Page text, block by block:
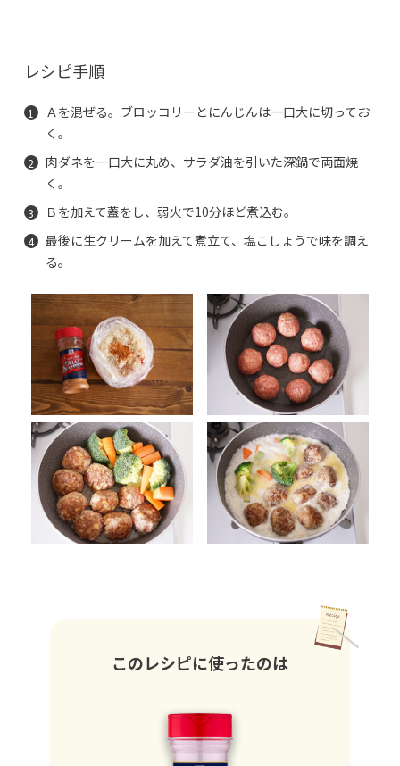
レシピ手順
Ａを混ぜる。ブロッコリーとにんじんは一口大に切ってお
く。
肉ダネを一口大に丸め、サラダ油を引いた深鍋で両面焼
く。
Ｂを加えて蓋をし、弱火で10分ほど煮込む。
最後に生クリームを加えて煮立て、塩こしょうで味を調え
る。
このレシピに使ったのは